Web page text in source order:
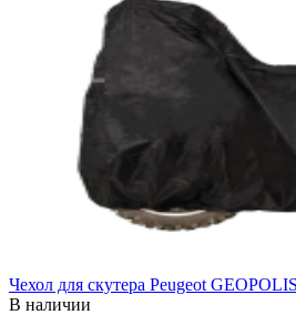
Чехол для скутера Peugeot
В наличии